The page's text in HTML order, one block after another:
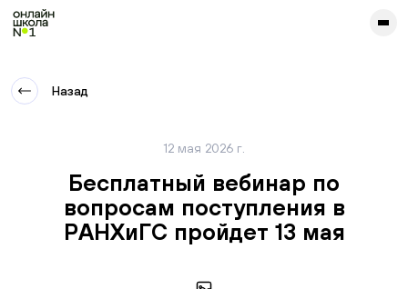
сайта. Для корректной работы попробуйте отключить VPN.
Назад
12 мая 2026 г.
Бесплатный вебинар по
вопросам поступления в
РАНХиГС пройдет 13 мая